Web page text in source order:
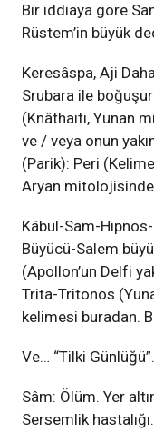
Bir iddiaya göre
Rüstem’in büyük
Keresâspa, Aji
Srubara ile
(Knâthaiti, Yunan
ve / veya onun
(Parik): Peri
Aryan mitolojisinde
Kâbul-Sam-
Büyücü-Salem
(Apollon’un Delfi
Trita-Tritonos
kelimesi buradan.
Ve… “Tilki
Sâm: Ölüm. Yer
Sersemlik